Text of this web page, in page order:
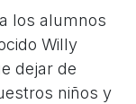
los alumnos
Willy
dejar de
niños y